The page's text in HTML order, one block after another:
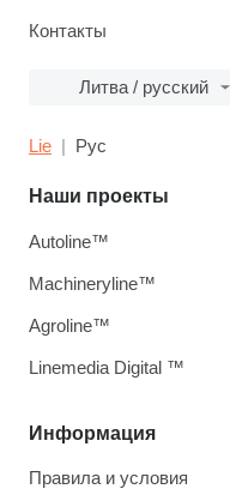
Контакты
Литва / русский
Lie Рус
Информация
Правила и условия
Наши проекты
Autoline™
Machineryline™
Agroline™
Linemedia Digital ™